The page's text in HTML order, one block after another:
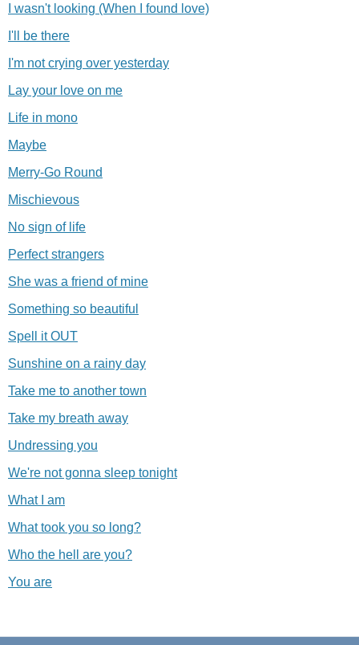
I wasn't looking (When I found love)
I'll be there
I'm not crying over yesterday
Lay your love on me
Life in mono
Maybe
Merry-Go Round
Mischievous
No sign of life
Perfect strangers
She was a friend of mine
Something so beautiful
Spell it OUT
Sunshine on a rainy day
Take me to another town
Take my breath away
Undressing you
We're not gonna sleep tonight
What I am
What took you so long?
Who the hell are you?
You are